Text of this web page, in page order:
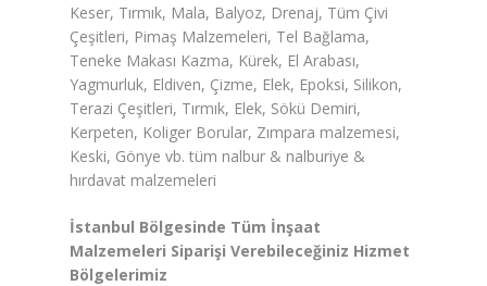
Keser, Tırmık, Mala, Balyoz, Drenaj, Tüm Çivi
Çeşitleri, Pimaş Malzemeleri, Tel Bağlama,
Teneke Makası Kazma, Kürek, El Arabası,
Yagmurluk, Eldiven, Çizme, Elek, Epoksi, Silikon,
Terazi Çeşitleri, Tırmık, Elek, Sökü Demiri,
Kerpeten, Koliger Borular, Zımpara malzemesi,
Keski, Gönye vb. tüm nalbur & nalburiye &
hırdavat malzemeleri
İstanbul Bölgesinde Tüm İnşaat
Malzemeleri Siparişi Verebileceğiniz Hizmet
Bölgelerimiz